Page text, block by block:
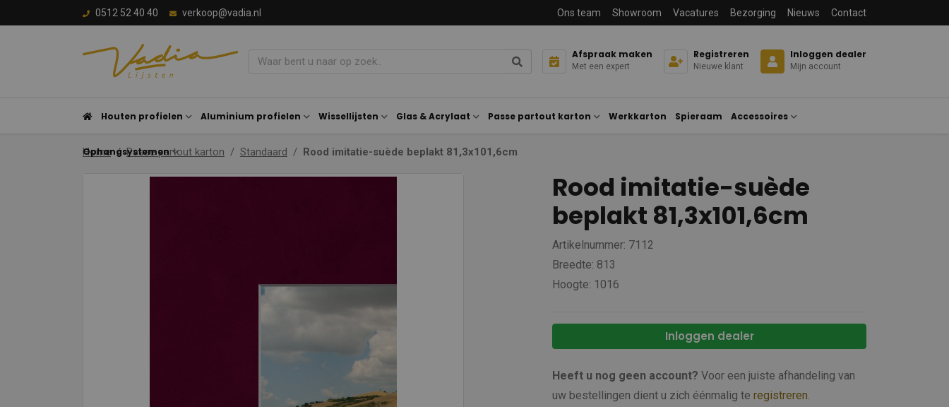
0512 52 40 40 verkoop@vadia.nl Ons team Showroom Vacatures Bezorging Nieuws Contact
Afspraak maken
Met een expert
Registreren
Nieuwe klant
Inloggen dealer
Mijn account
Houten profielen Aluminium profielen Wissellijsten Glas & Acrylaat Passe partout karton Werkkarton Spieraam Accessoires
Ophangsystemen
Home Passe partout karton Standaard Rood imitatie-suède beplakt 81,3x101,6cm
Rood imitatie-suède
beplakt 81,3x101,6cm
Artikelnummer: 7112
Breedte: 813
Hoogte: 1016
Inloggen dealer
Heeft u nog geen account? Voor een juiste afhandeling van
uw bestellingen dient u zich éénmalig te registreren.